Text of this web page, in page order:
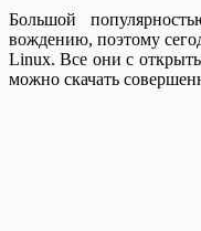
Большой
вождению, поэтому
Linux. Все они с
можно скачать